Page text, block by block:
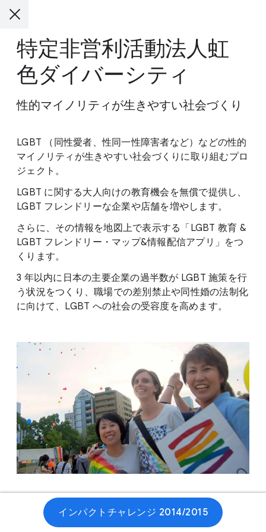
特定非営利活動法人虹
色ダイバーシティ
性的マイノリティが生きやすい社会づくり
LGBT （同性愛者、性同一性障害者など）などの性的
マイノリティが生きやすい社会づくりに取り組むプロ
ジェクト。
LGBT に関する大人向けの教育機会を無償で提供し、
LGBT フレンドリーな企業や店舗を増やします。
さらに、その情報を地図上で表示する「LGBT 教育 &
LGBT フレンドリー・マップ&情報配信アプリ」をつ
くります。
3 年以内に日本の主要企業の過半数が LGBT 施策を行
う状況をつくり、職場での差別禁止や同性婚の法制化
に向けて、LGBT への社会の受容度を高めます。
ウェブサイトインパクトチャレンジ 2014/2015